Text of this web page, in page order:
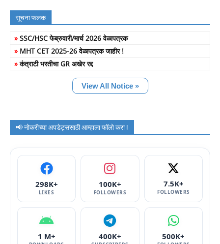
सूचना फलक
» SSC/HSC फेब्रुवारी/मार्च 2026 वेळापत्रक
» MHT CET 2025-26 वेळापत्रक जाहीर !
»कंत्राटी भरतीचा GR अखेर रद्द
View All Notice »
📢 नोकरीच्या अपडेट्ससाठी आम्हाला फॉलो करा !
298K+
LIKES
100K+
FOLLOWERS
7.5K+
FOLLOWERS
1 M+ 400K+ 500K+